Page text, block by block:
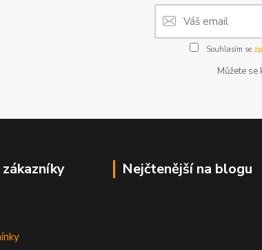
Souhlasím se
Můžete
Nejčtenější na blogu